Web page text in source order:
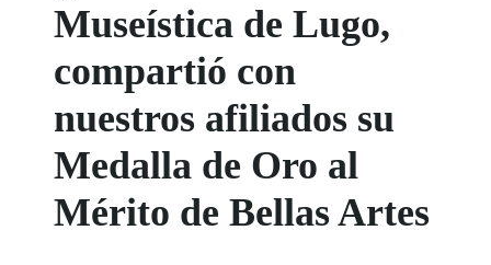
Museística de Lugo,
compartió con
nuestros afiliados su
Medalla de Oro al
Mérito de Bellas Artes